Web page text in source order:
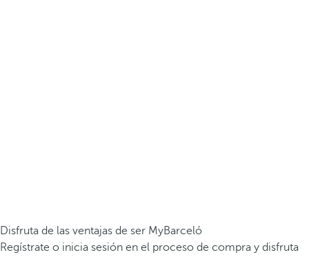
Disfruta de las ventajas de ser MyBarceló
Regístrate o inicia sesión en el proceso de compra y disfruta